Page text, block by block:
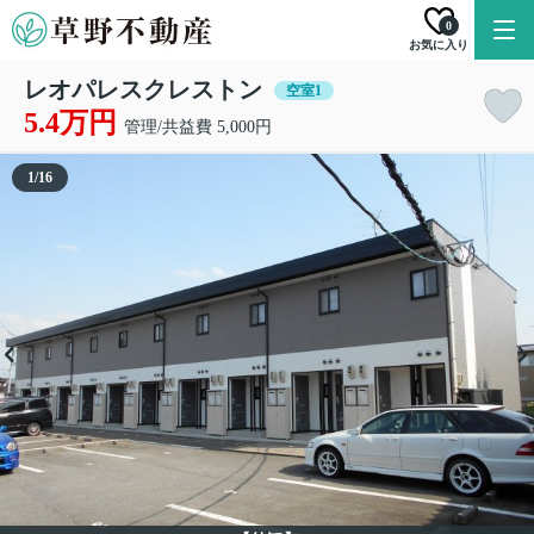
お気に入り
0
レオパレスクレストン 空室1
5.4万円 管理/共益費 5,000円
1/16